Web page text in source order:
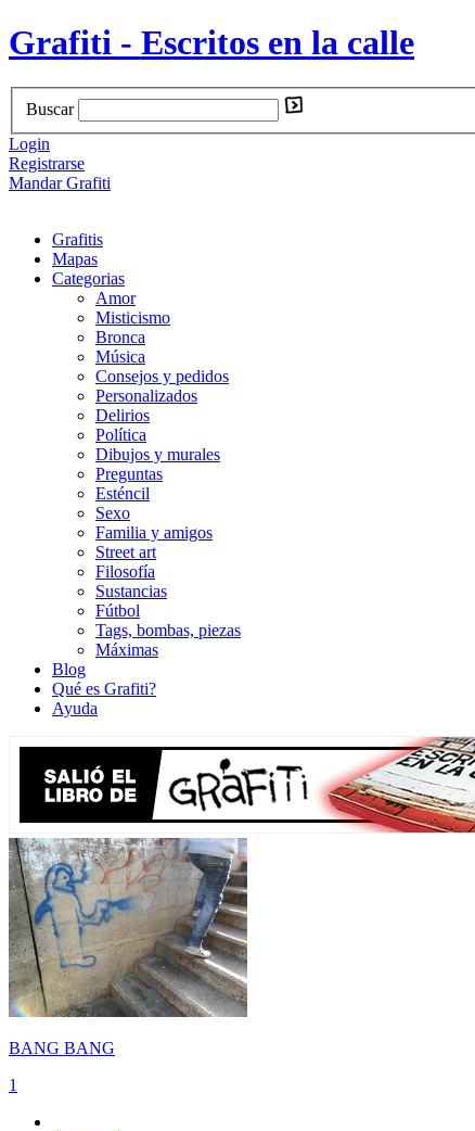
Grafiti - Escritos en la calle
Buscar
Login
Registrarse
Mandar Grafiti
Grafitis
Mapas
Categorias
Amor
Misticismo
Bronca
Música
Consejos y pedidos
Personalizados
Delirios
Política
Dibujos y murales
Preguntas
Esténcil
Sexo
Familia y amigos
Street art
Filosofía
Sustancias
Fútbol
Tags, bombas, piezas
Máximas
Blog
Qué es Grafiti?
Ayuda
BANG BANG
1